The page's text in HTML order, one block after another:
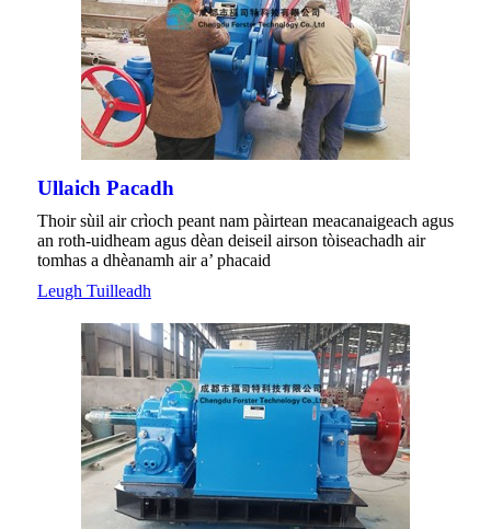
Ullaich Pacadh
Thoir sùil air crìoch peant nam pàirtean meacanaigeach agus
an roth-uidheam agus dèan deiseil airson tòiseachadh air
tomhas a dhèanamh air a’ phacaid
Leugh Tuilleadh